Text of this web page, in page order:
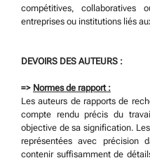
compétitives, collaboratives
entreprises ou institutions liés
DEVOIRS DES AUTEURS :
=> Normes de rapport :
Les auteurs de rapports de
compte rendu précis du
objective de sa signification.
représentées avec
contenir suffisamment de